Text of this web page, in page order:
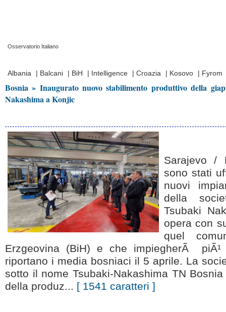
Osservatorio Italiano
Albania
| Balcani | BiH | Intelligence | Croazia | Kosovo | Fyrom
Bosnia » Inaugurato nuovo stabilimento produttivo della
Nakashima a Konjic
Sarajevo /
sono stati
nuovi
della
Tsubaki
opera con
quel
Erzgeovina (BiH) e che impiegherÃ
riportano i media bosniaci il 5 aprile. La
sotto il nome Tsubaki-Nakashima TN
della produz... [ 1541 caratteri ]